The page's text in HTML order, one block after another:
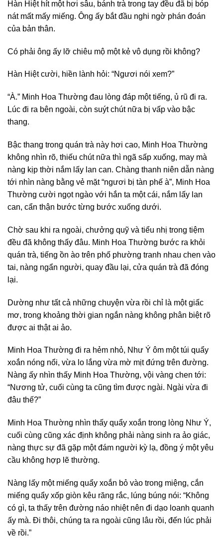
Hàn Hiệt hít một hơi sâu, bánh trà trong tay đều đã bị bóp
nát mất mấy miếng. Ông ấy bắt đầu nghi ngờ phán đoán
của bản thân.
Có phải ông ấy lỡ chiêu mộ một kẻ vô dụng rồi không?
Hàn Hiệt cười, hiền lành hỏi: “Ngươi nói xem?”
“À.” Minh Hoa Thường đau lòng đáp một tiếng, ủ rũ đi ra.
Lúc đi ra bên ngoài, còn suýt chút nữa bị vấp vào bậc
thang.
Bậc thang trong quán trà này hơi cao, Minh Hoa Thường
không nhìn rõ, thiếu chút nữa thì ngã sấp xuống, may mà
nàng kịp thời nắm lấy lan can. Chàng thanh niên dẫn nàng
tới nhìn nàng bằng vẻ mặt “ngươi bị tàn phế à”, Minh Hoa
Thường cười ngọt ngào với hắn ta một cái, nắm lấy lan
can, cẩn thận bước từng bước xuống dưới.
Chờ sau khi ra ngoài, chưởng quỹ và tiểu nhị trong tiệm
đều đã không thấy đâu. Minh Hoa Thường bước ra khỏi
quán trà, tiếng ồn ào trên phố phường tranh nhau chen vào
tai, nàng ngẩn người, quay đầu lại, cửa quán trà đã đóng
lại.
Dường như tất cả những chuyện vừa rồi chỉ là một giấc
mơ, trong khoảng thời gian ngắn nàng không phân biệt rõ
được ai thật ai ảo.
Minh Hoa Thường đi ra hẻm nhỏ, Như Ý ôm một túi quẩy
xoắn nóng nổi, vừa lo lắng vừa mờ mịt đứng trên đường.
Nàng ấy nhìn thấy Minh Hoa Thường, vội vàng chen tới:
“Nương tử, cuối cùng ta cũng tìm được ngài. Ngài vừa đi
đâu thế?”
Minh Hoa Thường nhìn thấy quẩy xoắn trong lòng Như Ý,
cuối cùng cũng xác định không phải nàng sinh ra ảo giác,
nàng thực sự đã gặp một đám người kỳ lạ, đồng ý một yêu
cầu không hợp lẽ thường.
Nàng lấy một miếng quẩy xoắn bỏ vào trong miệng, cắn
miếng quẩy xốp giòn kêu răng rắc, lúng búng nói: “Không
có gì, ta thấy trên đường náo nhiệt nên đi dạo loanh quanh
ấy mà. Đi thôi, chúng ta ra ngoài cũng lâu rồi, đến lúc phải
về rồi.”